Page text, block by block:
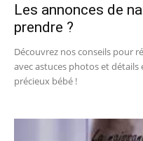
Les annonces de
prendre ?
Découvrez nos conseils pour
avec astuces photos et
précieux bébé !